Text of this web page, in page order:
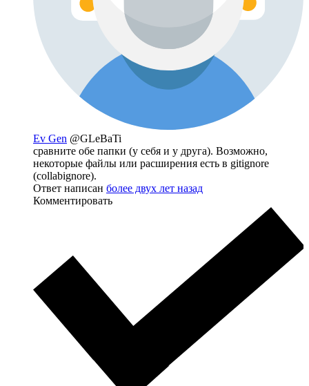
Ev Gen @GLeBaTi
сравните обе папки (у себя и у друга). Возможно,
некоторые файлы или расширения есть в gitignore
(collabignore).
Ответ написан более двух лет назад
Комментировать